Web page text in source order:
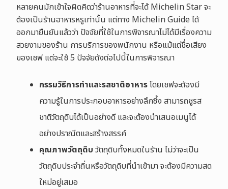
หลายคนมักเข้าใจผิดคิดว่าร้านอาหารที่จะได้ Michelin Star จะ
ต้องเป็นร้านอาหารหรูเท่านั้น แต่ทาง Michelin Guide ได้
ออกมายืนยันแล้วว่า ปัจจัยที่ใช้ในการพิจารณาไม่ได้มีเรื่องความ
สวยงามของร้าน การบริการของพนักงาน หรือแม้แต่ชื่อเสียง
ของเชฟ แต่จะใช้ 5 ปัจจัยดังต่อไปนี้ในการพิจารณา
กรรมวิธีการทำและรสชาติอาหารโดยเชฟจะต้องมี
ความรู้ในการประกอบอาหารอย่างลึกซึ้ง สามารถชูรส
ชาติวัตถุดิบได้เป็นอย่างดี และจะต้องนำเสนอเมนูได้
อย่างปราณีตและสร้างสรรค์
คุณภาพวัตถุดิบ วัตถุดิบทั้งหมดในร้าน ไม่ว่าจะเป็น
วัตถุดิบประจำถิ่นหรือวัตถุดิบที่นำเข้ามา จะต้องมีความสด
ใหม่อยู่เสมอ